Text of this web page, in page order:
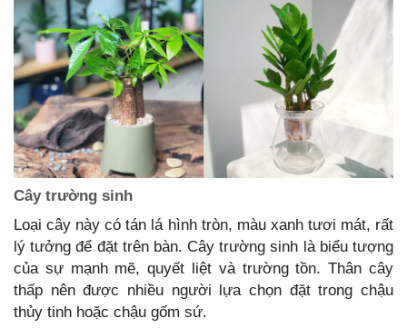
Cây trường sinh
Loại cây này có tán lá hình tròn, màu xanh tươi mát, rất
lý tưởng để đặt trên bàn. Cây trường sinh là biểu tượng
của sự mạnh mẽ, quyết liệt và trường tồn. Thân cây
thấp nên được nhiều người lựa chọn đặt trong chậu
thủy tinh hoặc chậu gốm sứ.